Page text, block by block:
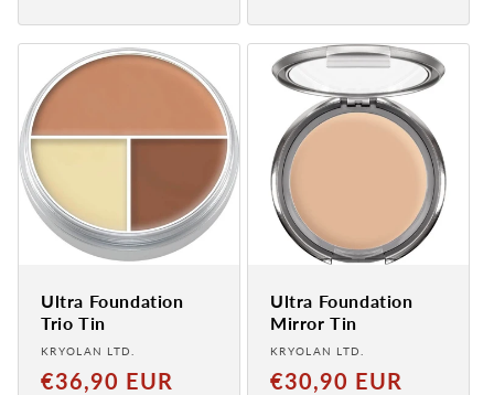
Ultra Foundation
Trio Tin
Provider:
KRYOLAN LTD.
Normaler
€36,90 EUR
Ultra Foundation
Mirror Tin
Provider:
KRYOLAN LTD.
Normaler
€30,90 EUR